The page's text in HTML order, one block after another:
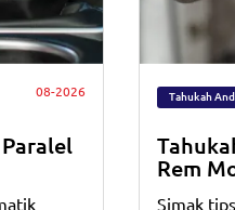
08-2026 Tahukah
Rem
Simak